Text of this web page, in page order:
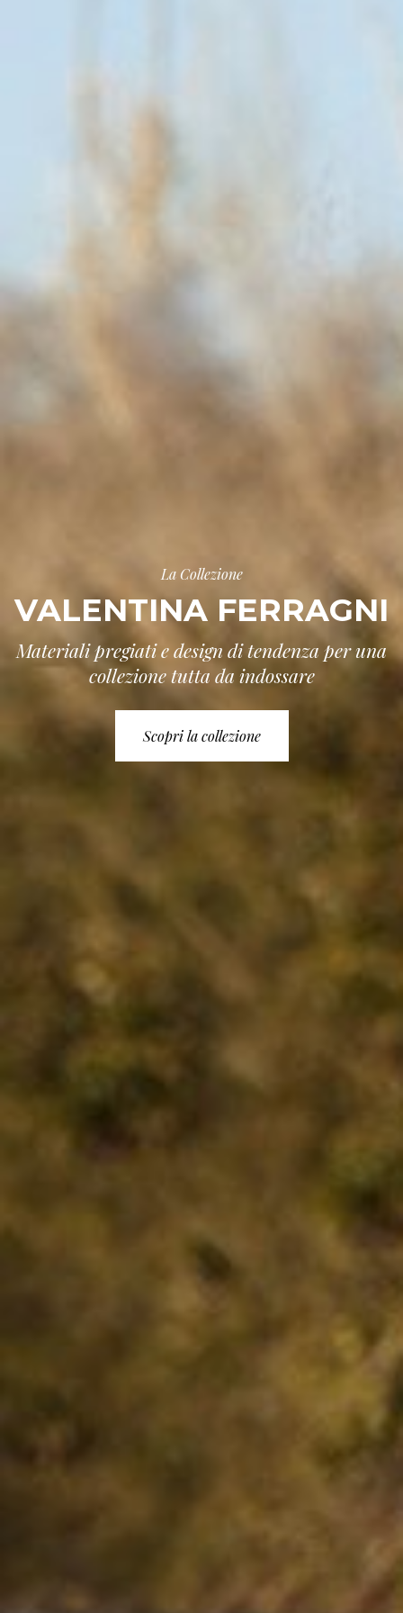
La Collezione
VALENTINA FERRAGNI
Materiali pregiati e design di tendenza per una
collezione tutta da indossare
Scopri la collezione